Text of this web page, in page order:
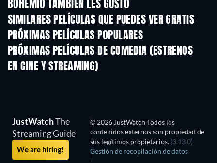
BOHEMIO TAMBIÉN LES GUSTÓ
SIMILARES PELÍCULAS QUE PUEDES VER GRATIS
PRÓXIMAS PELÍCULAS POPULARES
PRÓXIMAS PELÍCULAS DE COMEDIA (ESTRENOS
EN CINE Y STREAMING)
JustWatchThe
Streaming Guide
We are hiring!
© 2026 JustWatch Todos los
contenidos externos son propiedad de
sus legítimos propietarios. (3.13.0)
Gestión de recopilación de datos